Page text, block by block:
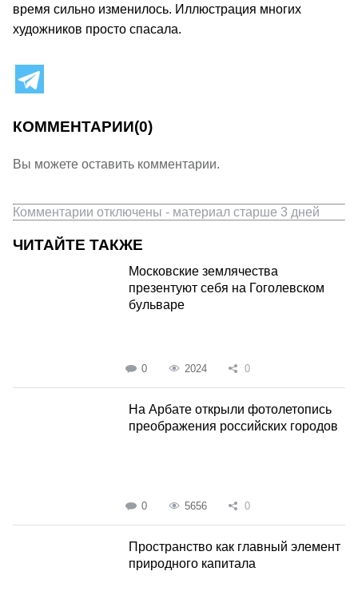
время сильно изменилось. Иллюстрация многих
художников просто спасала.
КОММЕНТАРИИ(0)
Вы можете оставить комментарии.
Комментарии отключены - материал старше 3 дней
ЧИТАЙТЕ ТАКЖЕ
Московские землячества
презентуют себя на Гоголевском
бульваре
0 2024 0
На Арбате открыли фотолетопись
преображения российских городов
0 5656 0
Пространство как главный элемент
природного капитала